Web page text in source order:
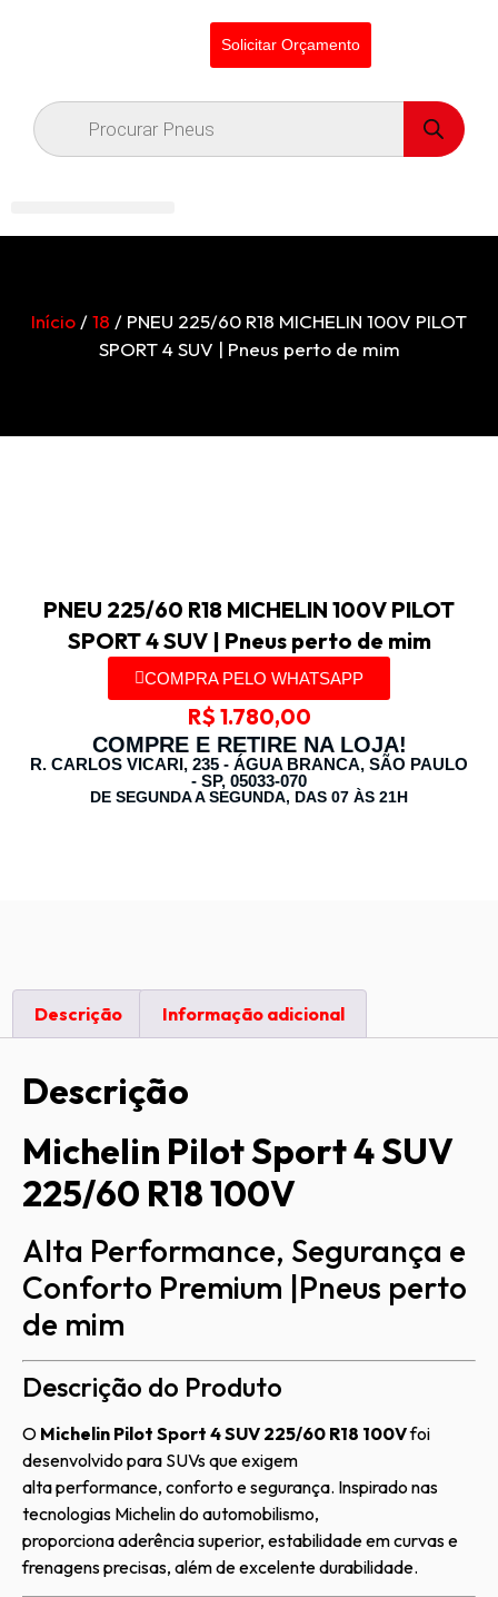
Solicitar Orçamento
Início /18 / PNEU 225/60 R18 MICHELIN 100V PILOT
SPORT 4 SUV | Pneus perto de mim
PNEU 225/60 R18 MICHELIN 100V PILOT
SPORT 4 SUV | Pneus perto de mim
COMPRA PELO WHATSAPP
R$ 1.780,00
COMPRE E RETIRE NA LOJA!
R. CARLOS VICARI, 235 - ÁGUA BRANCA, SÃO PAULO
- SP, 05033-070
DE SEGUNDA A SEGUNDA, DAS 07 ÀS 21H
Descrição Informação adicional
Descrição
Michelin Pilot Sport 4 SUV
225/60 R18 100V
Alta Performance, Segurança e
Conforto Premium |Pneus perto
de mim
Descrição do Produto
O Michelin Pilot Sport 4 SUV 225/60 R18 100Vfoi
desenvolvido para SUVs que exigem
alta performance, conforto e segurança. Inspirado nas
tecnologias Michelin do automobilismo,
proporciona aderência superior, estabilidade em curvas e
frenagens precisas, além de excelente durabilidade.